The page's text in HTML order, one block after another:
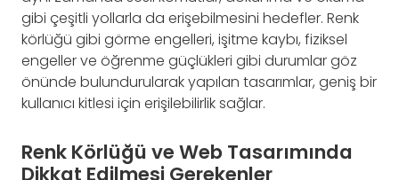
gibi çeşitli yollarla da erişebilmesini hedefler. Renk
körlüğü gibi görme engelleri, işitme kaybı, fiziksel
engeller ve öğrenme güçlükleri gibi durumlar göz
önünde bulundurularak yapılan tasarımlar, geniş bir
kullanıcı kitlesi için erişilebilirlik sağlar.
Renk Körlüğü ve Web Tasarımında